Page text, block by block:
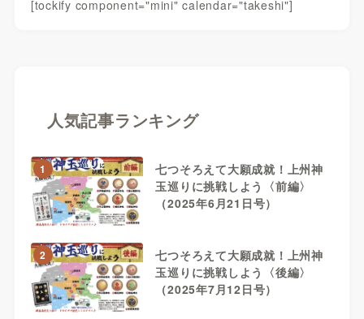
[tockify component="mini" calendar="takeshi"]
人気記事ランキング
1
七つそろえて大願成就！上州神
玉巡りに挑戦しよう〈前編〉
（2025年6月21日号）
2
七つそろえて大願成就！上州神
玉巡りに挑戦しよう〈後編〉
（2025年7月12日号）